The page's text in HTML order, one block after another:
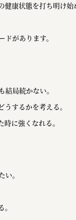
健康状態を打ち明け始
があります。
局続かない。
するかを考える。
に強くなれる。
。